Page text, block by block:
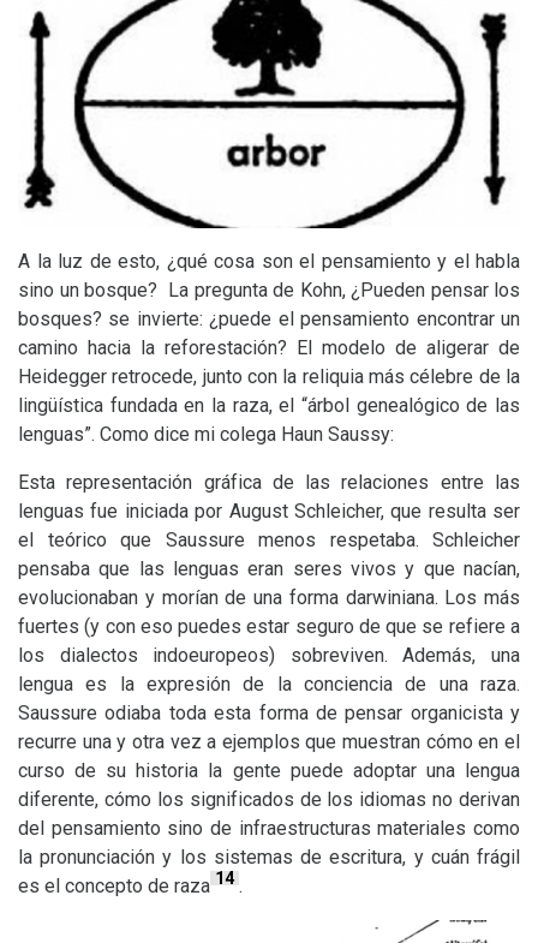
A la luz de esto, ¿qué cosa son el pensamiento y el habla
sino un bosque? La pregunta de Kohn, ¿Pueden pensar los
bosques? se invierte: ¿puede el pensamiento encontrar un
camino hacia la reforestación? El modelo de aligerar de
Heidegger retrocede, junto con la reliquia más célebre de la
lingüística fundada en la raza, el “árbol genealógico de las
lenguas”. Como dice mi colega Haun Saussy:
Esta representación gráfica de las relaciones entre las
lenguas fue iniciada por August Schleicher, que resulta ser
el teórico que Saussure menos respetaba. Schleicher
pensaba que las lenguas eran seres vivos y que nacían,
evolucionaban y morían de una forma darwiniana. Los más
fuertes (y con eso puedes estar seguro de que se refiere a
los dialectos indoeuropeos) sobreviven. Además, una
lengua es la expresión de la conciencia de una raza.
Saussure odiaba toda esta forma de pensar organicista y
recurre una y otra vez a ejemplos que muestran cómo en el
curso de su historia la gente puede adoptar una lengua
diferente, cómo los significados de los idiomas no derivan
del pensamiento sino de infraestructuras materiales como
la pronunciación y los sistemas de escritura, y cuán frágil
es el concepto de raza 14 .